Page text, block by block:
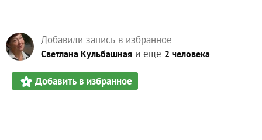
Добавили запись в избранное
Светлана Кульбашная и еще 2 человека
Добавить в избранное